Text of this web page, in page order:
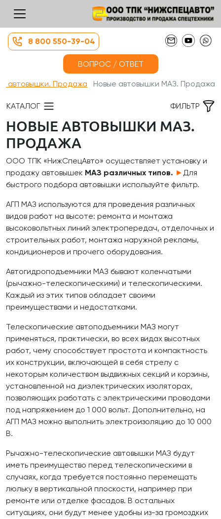
8 800 550-39-04
ВОПРОС / ОТВЕТ
автовышки. Продажа Новые автовышки МАЗ. Продажа
КАТАЛОГ ФИЛЬТР
НОВЫЕ АВТОВЫШКИ МАЗ.
ПРОДАЖА
ООО ТПК «НижСпецАвто» осуществляет установку и
продажу автовышек МАЗ различных типов. ►Для
быстрого подбора автовышки используйте фильтр.
АГП МАЗ используются для проведения различных
видов работ на высоте: ремонта и монтажа
высоковольтных линий электропередач, отделочных и
строительных работ, монтажа наружной рекламы,
кондиционеров и прочего оборудования.
Автогидроподъемники МАЗ бывают коленчатыми
(рычажно-телескопическими) и телескопическими.
Каждый из этих типов обладает своими
преимуществами и недостатками.
Телескопические автоподъемники МАЗ могут
применяться, практически, во всех видах высотных
работ, чему способствует простота и компактность
их конструкции, включающей в себя стрелу с
некоторым количеством выдвижных секций и корзины,
установленной на диэлектрических изоляторах,
позволяющих работать с электрическими проводами
под напряжением до 1 000 вольт. Дополнительно, на
АГП МАЗ можно выполнить электроизоляцию до 10 000
В.
Рычажно-телескопические автовышки МАЗ будут
иметь преимущество перед телескопическими в
случаях, когда требуется постоянно перемещать
люльку в вертикальной плоскости, например при
ремонте или отделке фасадов. В остальных
ситуациях, они будут менее удобны из-за громоздких